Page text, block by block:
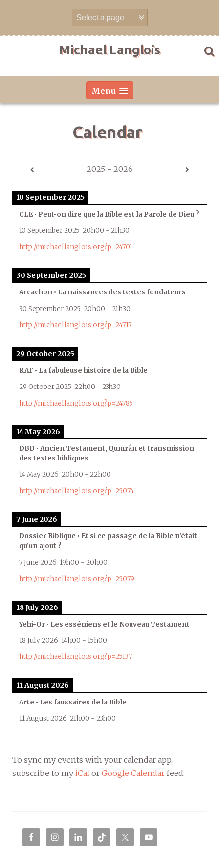
Michael Langlois
Menu
Calendar
2025 - 2026
10 September 2025
CLE • Peut-on dire que la Bible est la Parole de Dieu ?
10 September 2025 20h00 - 21h30
http://michaellanglois.org?p=24701
30 September 2025
Arcachon • La naissances des textes fondateurs
30 September 2025 20h00 - 21h30
http://michaellanglois.org?p=24717
29 October 2025
RAF • La fabuleuse histoire de la Bible
29 October 2025 22h00 - 23h30
http://michaellanglois.org?p=24785
14 May 2026
DBD • Ancien Testament, Qumrân et transmission
des textes bibliques
14 May 2026 20h00 - 22h00
http://michaellanglois.org?p=25074
7 June 2026
Dossier Biblique • Et si ce passage de la Bible n’était
qu’un ajout ?
7 June 2026 19h00 - 20h00
http://michaellanglois.org?p=25079
18 July 2026
Yehi-Or • Les esséniens et le Nouveau Testament
18 July 2026 14h00 - 15h00
http://michaellanglois.org?p=25137
11 August 2026
Arte • Les faussaires de la Bible
11 August 2026 21h00 - 23h00
To sync my events with your calendar app,
subscribe to my iCal or Google Calendar feed.